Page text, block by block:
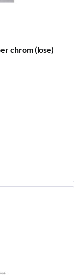
chrom (lose)